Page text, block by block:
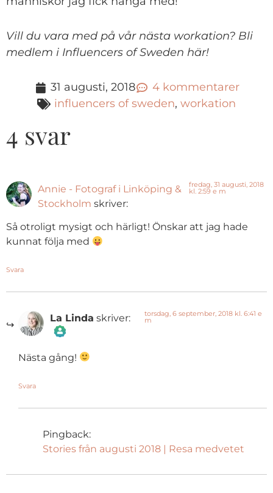
Vill du vara med på vår nästa workation? Bli
medlem i Influencers of Sweden här!
31 augusti, 2018
4 kommentarer
influencers of sweden, workation
4 svar
Annie - Fotograf i Linköping &
Stockholm skriver:
fredag, 31 augusti, 2018
kl. 2:59 e m
Så otroligt mysigt och härligt! Önskar att jag hade
kunnat följa med
Svara
La Linda skriver:
The Real Person Badge!
torsdag, 6 september, 2018 kl. 6:41 e
m
Nästa gång!
Svara
Pingback:
Stories från augusti 2018 | Resa medvetet